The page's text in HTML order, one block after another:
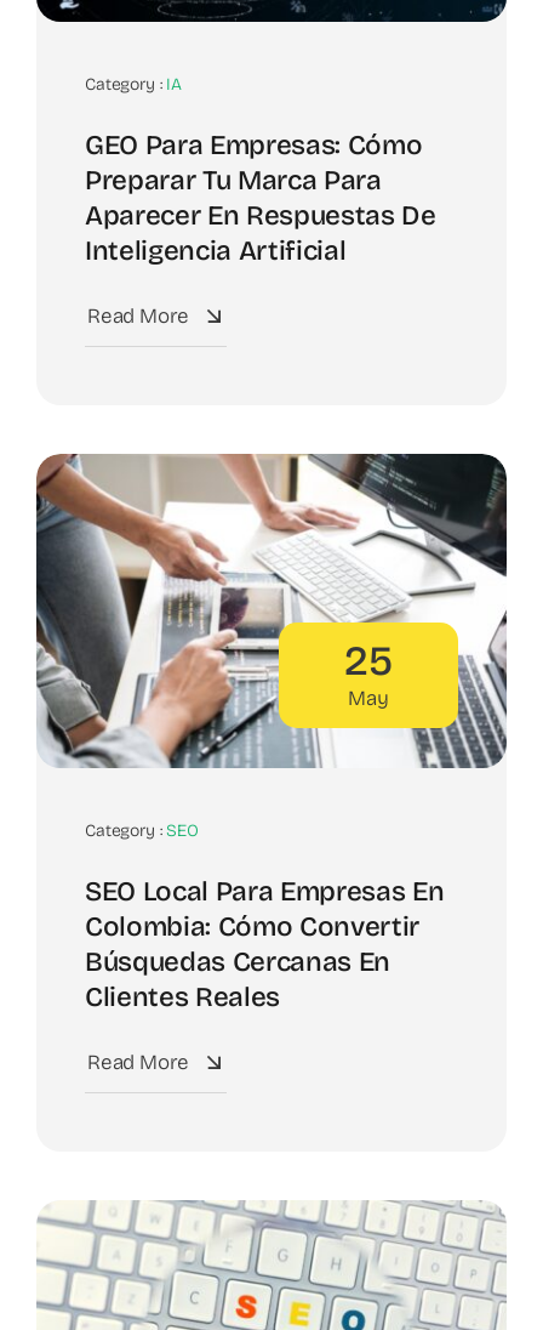
Category : IA
GEO Para Empresas: Cómo
Preparar Tu Marca Para
Aparecer En Respuestas De
Inteligencia Artificial
Read More
25
May
Category :SEO
SEO Local Para Empresas En
Colombia: Cómo Convertir
Búsquedas Cercanas En
Clientes Reales
Read More